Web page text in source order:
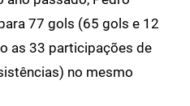
77 gols (65 gols e 12
as 33 participações de
no mesmo